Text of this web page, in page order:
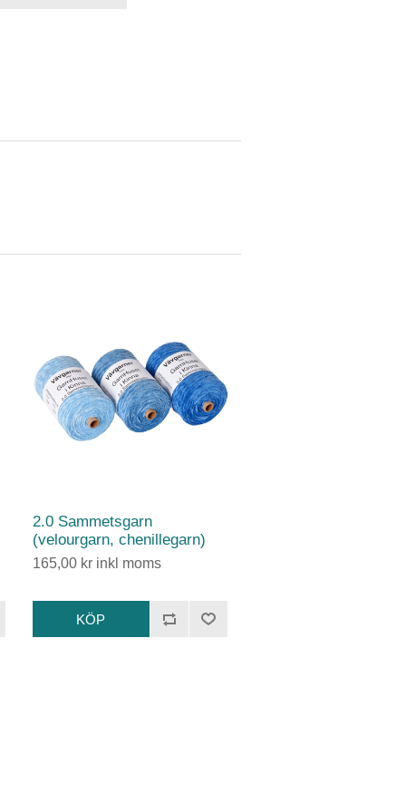
2.0 Sammetsgarn
(velourgarn, chenillegarn)
165,00 kr inkl moms